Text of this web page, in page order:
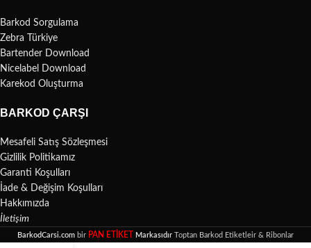
Barkod Sorgulama
Zebra Türkiye
Bartender Download
Nicelabel Download
Karekod Oluşturma
BARKOD ÇARŞI
Mesafeli Satış Sözleşmesi
Gizlilik Politikamız
Garanti Koşulları
İade & Değişim Koşulları
Hakkımızda
İletişim
BarkodCarsi.com bir PAN ETİKET Markasıdır Toptan Barkod Etiketleir & Ribonlar